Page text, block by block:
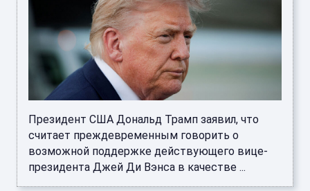
Президент США Дональд Трамп заявил, что
считает преждевременным говорить о
возможной поддержке действующего вице-
президента Джей Ди Вэнса в качестве ...